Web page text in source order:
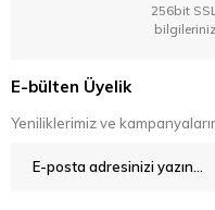
256bit
E-bülten Üyelik
Yeniliklerimiz ve